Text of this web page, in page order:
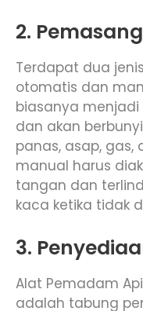
2.
Terdapat dua
otomatis dan
biasanya
dan akan
panas, asap, gas,
manual harus
tangan dan
kaca ketika tidak
3.
Alat Pemadam
adalah tabung